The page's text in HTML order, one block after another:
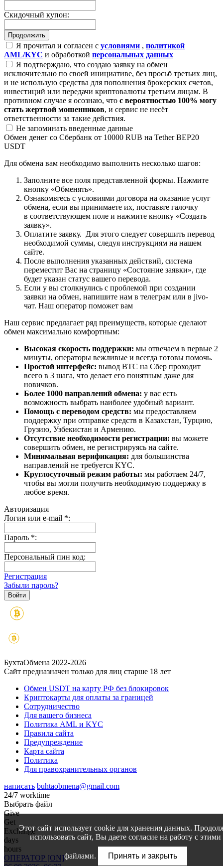
Скидочный купон:
Я прочитал и согласен с условиями , политикой
AML/KYC и обработкой персональных данных
Я подтверждаю, что создаю заявку на обмен
исключительно по своей инициативе, без просьб третьих лиц,
и не использую средства для пополнения брокерских счетов,
инвестиций или передачи криптовалюты третьим лицам. В
противном случае я осознаю, что с вероятностью 100% могу
стать жертвой мошенников, и сервис не несёт
ответственности за такие действия.
Не запоминать введенные данные
Обмен денег со Сбербанк от 10000 RUB на Tether BEP20
USDT
Для обмена вам необходимо выполнить несколько шагов:
Заполните все поля представленной формы. Нажмите
кнопку «Обменять».
Ознакомьтесь с условиями договора на оказание услуг
обмена, если вы принимаете их, поставьте галочку
в соответствующем поле и нажмите кнопку «Создать
заявку».
Оплатите заявку. Для этого следует совершить перевод
необходимой суммы, следуя инструкциям на нашем
сайте.
После выполнения указанных действий, система
переместит Вас на страницу «Состояние заявки», где
будет указан статус вашего перевода.
Если у вы столкнулись с проблемой при создании
заявки на обмен, напишите нам в телеграм или в jivo-
чат. Наш оператор поможет вам
Наш сервис предлагает ряд преимуществ, которые сделают
обмен максимально комфортным:
Высокая скорость поддержки: мы отвечаем в первые 2
минуты, операторы вежливые и всегда готовы помочь.
Простой интерфейс: вывод BTC на Сбер проходит
всего в 3 шага, что делает его понятным даже для
новичков.
Более 1000 направлений обмена: у вас есть
возможность выбрать наиболее удобный вариант.
Помощь с переводом средств: мы предоставляем
поддержку при отправке средств в Казахстан, Турцию,
Грузию, Узбекистан и Армению.
Отсутствие необходимости регистрации: вы можете
совершить обмен, не регистрируясь на сайте.
Минимальная верификация: для большинства
направлений не требуется KYC.
Круглосуточный режим работы: мы работаем 24/7,
чтобы вы могли получить необходимую поддержку в
любое время.
Авторизация
Логин или e-mail *:
Пароль *:
Персональный пин код:
Регистрация
Забыли пароль?
БухтаОбмена 2022-2026
Сайт предназначен только для лиц старше 18 лет
Обмен USDT на карту РФ без блокировок
Криптокарты для оплаты за границей
Сотрудничество
Для вашего бизнеса
Политика AML и KYC
Правила сайта
Предупреждение
Карта сайта
Политика
Для правохранительных органов
написать buhtaobmena@gmail.com
24/7 worktime
Выбрать файл
Give
Get
Exchange
days
hours
ОПЕРАТОР [ON]
Этот сайт использует cookie для хранения данных.
использовать сайт, Вы даете согласие на работу с этими
файлами. Принять и закрыть